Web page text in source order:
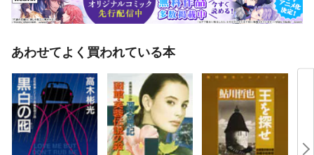
あわせてよく買われている本